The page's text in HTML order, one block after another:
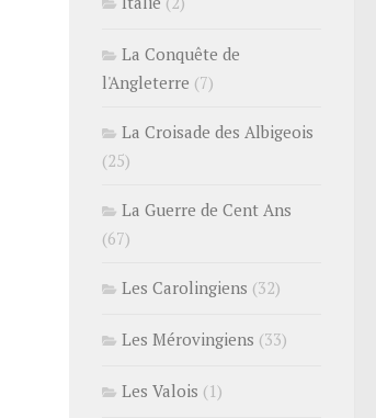
La Conquête de
l'Angleterre (7)
La Croisade des Albigeois
(25)
La Guerre de Cent Ans
(67)
Les Carolingiens (32)
Les Mérovingiens (33)
Les Valois (1)